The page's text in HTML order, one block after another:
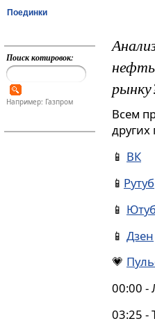
Поединки
Поиск котировок:
Например: Газпром
Всем
📱 ВК
📱 Рутуб
📱 Ютуб
📱 Дзен
💗
00:00 -
03:25 -